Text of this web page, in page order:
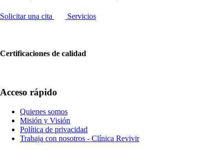
Solicitar una cita Servicios
Certificaciones de calidad
Acceso rápido
Quienes somos
Misión y Visión
Política de privacidad
Trabaja con nosotros - Clínica Revivir